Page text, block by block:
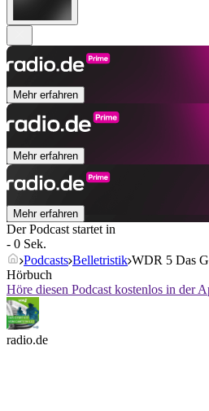
Mehr erfahren
Mehr erfahren
Mehr erfahren
Der Podcast startet in
- 0 Sek.
Podcasts Belletristik WDR 5 Das
Hörbuch
Höre diesen Podcast kostenlos in der
radio.de